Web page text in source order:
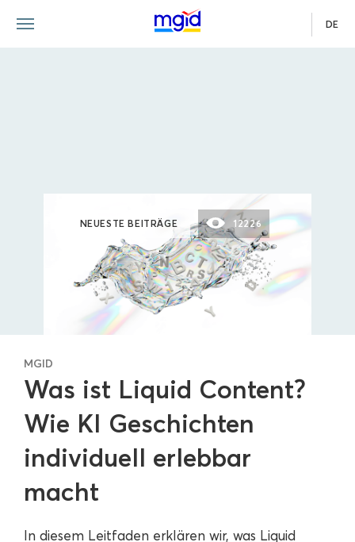
DE
NEUESTE BEITRÄGE 12226
MGID
Was ist Liquid Content?
Wie KI Geschichten
individuell erlebbar
macht
In diesem Leitfaden erklären wir, was Liquid